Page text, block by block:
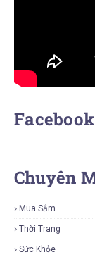
Facebook
Chuyên
Mua Sắm
Thời Trang
Sức Khỏe